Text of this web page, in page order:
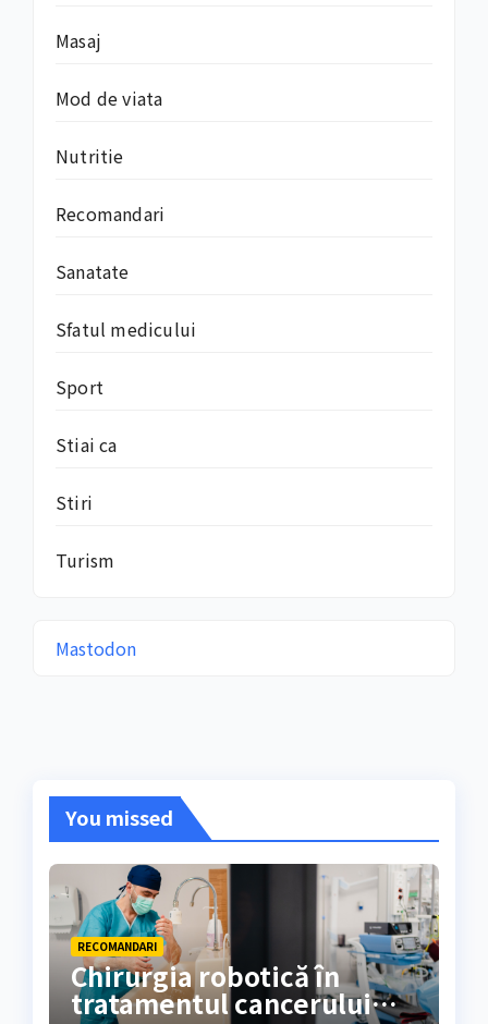
Masaj
Mod de viata
Nutritie
Recomandari
Sanatate
Sfatul medicului
Sport
Stiai ca
Stiri
Turism
Mastodon
You missed
RECOMANDARI
Chirurgia robotică în
tratamentul cancerului